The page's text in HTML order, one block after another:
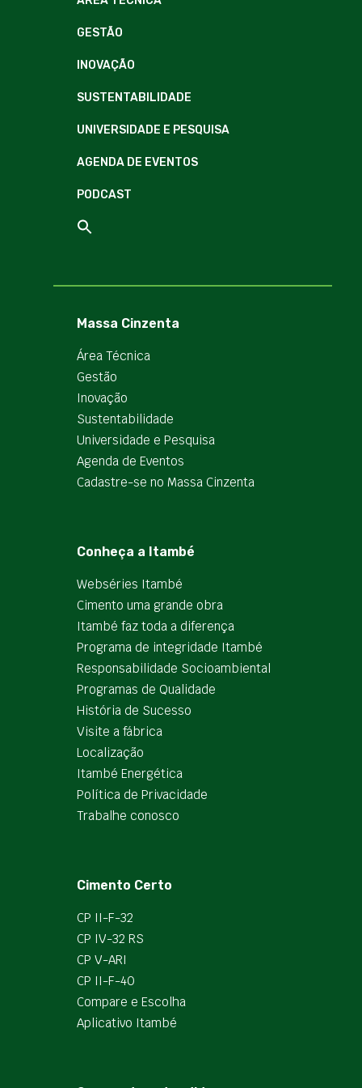
GESTÃO
INOVAÇÃO
SUSTENTABILIDADE
UNIVERSIDADE E PESQUISA
AGENDA DE EVENTOS
PODCAST
Massa Cinzenta
Área Técnica
Gestão
Inovação
Sustentabilidade
Universidade e Pesquisa
Agenda de Eventos
Cadastre-se no Massa Cinzenta
Conheça a Itambé
Webséries Itambé
Cimento uma grande obra
Itambé faz toda a diferença
Programa de integridade Itambé
Responsabilidade Socioambiental
Programas de Qualidade
História de Sucesso
Visite a fábrica
Localização
Itambé Energética
Política de Privacidade
Trabalhe conosco
Cimento Certo
CP II-F-32
CP IV-32 RS
CP V-ARI
CP II-F-40
Compare e Escolha
Aplicativo Itambé